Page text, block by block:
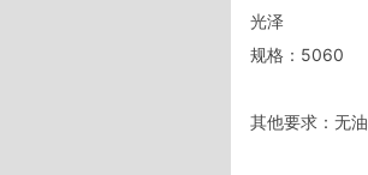
光泽
规格：5060
其他要求：无